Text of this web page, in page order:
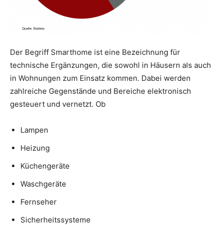
Der Begriff Smarthome ist eine Bezeichnung für
technische Ergänzungen, die sowohl in Häusern als auch
in Wohnungen zum Einsatz kommen. Dabei werden
zahlreiche Gegenstände und Bereiche elektronisch
gesteuert und vernetzt. Ob
Lampen
Heizung
Küchengeräte
Waschgeräte
Fernseher
Sicherheitssysteme